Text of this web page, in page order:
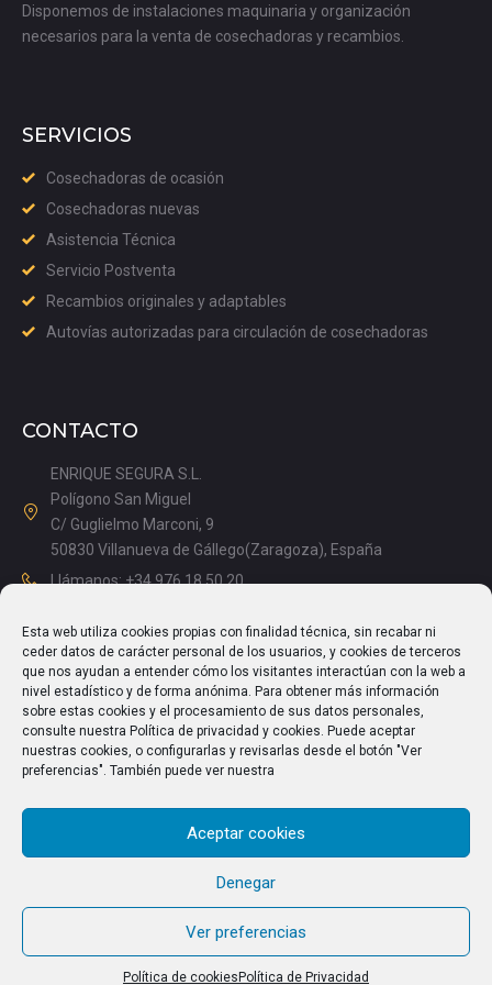
Esta web utiliza cookies propias con finalidad técnica, sin recabar ni
ceder datos de carácter personal de los usuarios, y cookies de terceros
que nos ayudan a entender cómo los visitantes interactúan con la web a
nivel estadístico y de forma anónima. Para obtener más información
sobre estas cookies y el procesamiento de sus datos personales,
consulte nuestra Política de privacidad y cookies. Puede aceptar
nuestras cookies, o configurarlas y revisarlas desde el botón "Ver
preferencias". También puede ver nuestra
Aceptar cookies
Denegar
Ver preferencias
Política de cookies Política de Privacidad
Disponemos de instalaciones maquinaria y organización
necesarios para la venta de cosechadoras y recambios.
SERVICIOS
Cosechadoras de ocasión
Cosechadoras nuevas
Asistencia Técnica
Servicio Postventa
Recambios originales y adaptables
Autovías autorizadas para circulación de cosechadoras
CONTACTO
ENRIQUE SEGURA S.L.
Polígono San Miguel
C/ Guglielmo Marconi, 9
50830 Villanueva de Gállego(Zaragoza), España
Llámanos: +34 976 18 50 20
Tardes: 14.00 – 17.15
info@enriquesegura.com
TEXTOS LEGALES
Aviso Legal
Política de Privacidad